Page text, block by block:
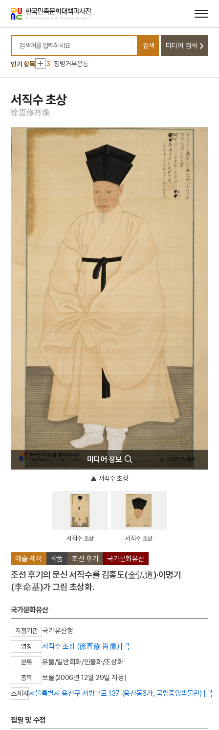
바로가기
바로가기
검색어를 입력하세요
검색 미디어 검색
인기 항목
10 치술령 신모
1 금성대군
2 북조선임시인민위원회
3 징병거부운동
4 서산 보원사지 석조
세월호 참사
6
열하일기
8 유혁연 옥사
정읍 김명관 고택
치술령 신모
북조선임시인민위원회
서산 보원사지 석조
세월호 참사
왕규의 난
8
유혁연 옥사
9
정읍 김명관 고택
치술령 신모
서직수 초상
徐直修肖像
예술·체육 작품 조선 후기 국가문화유산
조선 후기의 문신 서직수를 김홍도(金弘道)·이명기
(李命基)가 그린 초상화.
국가문화유산
지정기관 국가유산청
명칭 서직수 초상 (徐直修 肖像)
분류 유물/일반회화/인물화/초상화
종목 보물(2006년 12월 29일 지정)
소재지 서울특별시 용산구 서빙고로 137 (용산동6가, 국립중앙박물관)
집필 및 수정
미디어 정보
서직수 초상
서직수 초상 서직수 초상